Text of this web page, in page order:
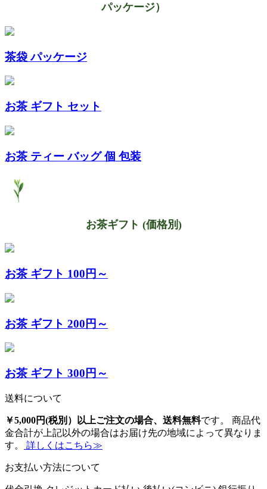
パッケージ）
茶袋 パッケージ
お茶 ギフト セット
お茶 ティー バッグ 個 包装
お茶ギフト (価格別)
お茶 ギフト 100円～
お茶 ギフト 200円～
お茶 ギフト 300円～
送料について
￥5,000円(税別）以上ご注文の場合、送料無料です。 商品代
金合計が上記以外の場合はお届け先の地域によって異なりま
す。
詳しくはこちら≫
お支払い方法について